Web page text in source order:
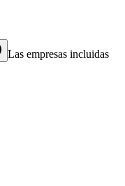
Las empresas incluidas